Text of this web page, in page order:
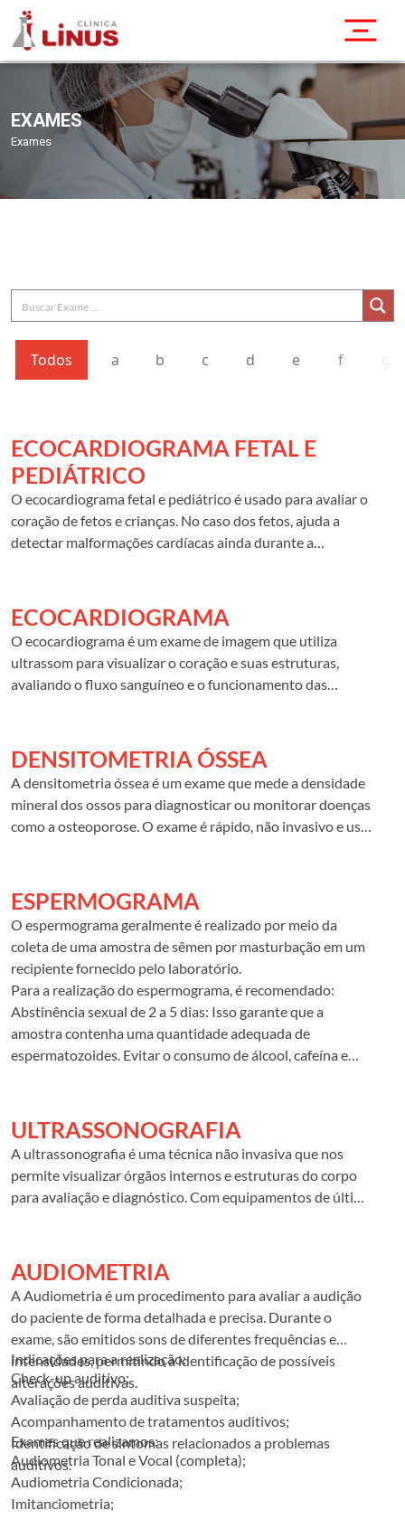
EXAMES
Exames
Todos a b c d e f g
ECOCARDIOGRAMA FETAL E
PEDIÁTRICO
O ecocardiograma fetal e pediátrico é usado para avaliar o
coração de fetos e crianças. No caso dos fetos, ajuda a
detectar malformações cardíacas ainda durante a
ECOCARDIOGRAMA
O ecocardiograma é um exame de imagem que utiliza
ultrassom para visualizar o coração e suas estruturas,
avaliando o fluxo sanguíneo e o funcionamento das
malformações congênitas.
DENSITOMETRIA ÓSSEA
A densitometria óssea é um exame que mede a densidade
mineral dos ossos para diagnosticar ou monitorar doenças
como a osteoporose. O exame é rápido, não invasivo e usa
fraturas e a definir o tratamento para a perda óssea.
ESPERMOGRAMA
O espermograma geralmente é realizado por meio da
coleta de uma amostra de sêmen por masturbação em um
recipiente fornecido pelo laboratório.
Para a realização do espermograma, é recomendado:
Abstinência sexual de 2 a 5 dias: Isso garante que a
amostra contenha uma quantidade adequada de
espermatozoides. Evitar o consumo de álcool, cafeína e
atividades físicas intensas nas 24 horas anteriores ao
exame: A atividade física pode aumentar a temperatura
corporal, o que pode prejudicar a qualidade dos
espermatozoides.
ULTRASSONOGRAFIA
A ultrassonografia é uma técnica não invasiva que nos
permite visualizar órgãos internos e estruturas do corpo
para avaliação e diagnóstico. Com equipamentos de última
tempo hábil para ajudar no planejamento do tratamento e
cuidados médicos adequados. Se você precisa de um
exame de ultrassom, estamos prontos para oferecer uma
experiência profissional e acolhedora para garantir que
você receba os cuidados de saúde da mais alta qualidade.
Entre em contato conosco para saber mais sobre nossos
serviços de ultrassom e agende o seu exame.
AUDIOMETRIA
A Audiometria é um procedimento para avaliar a audição
do paciente de forma detalhada e precisa. Durante o
exame, são emitidos sons de diferentes frequências e
intensidades, permitindo a identificação de possíveis
alterações auditivas.
Indicações para a realização:
Check-up auditivo;
Avaliação de perda auditiva suspeita;
Acompanhamento de tratamentos auditivos;
Identificação de sintomas relacionados a problemas
auditivos.
Exames que realizamos:
Audiometria Tonal e Vocal (completa);
Audiometria Condicionada;
Imitanciometria;